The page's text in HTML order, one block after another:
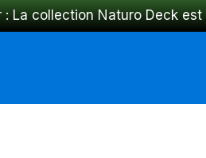
La collection Naturo Deck